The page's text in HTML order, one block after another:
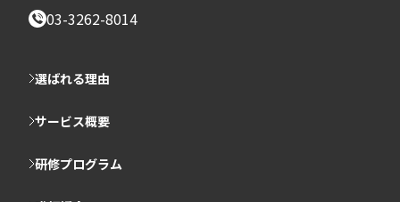
03-3262-8014
選ばれる理由
サービス概要
研修プログラム